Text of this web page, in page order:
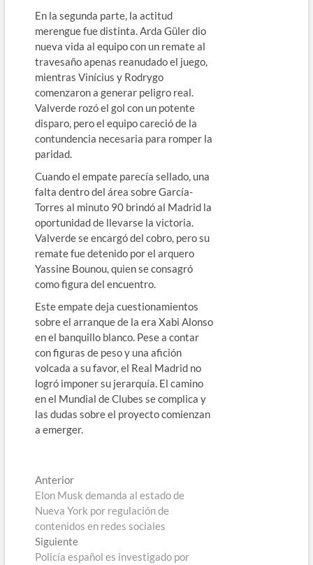
En la segunda parte, la actitud
merengue fue distinta. Arda Güler dio
nueva vida al equipo con un remate al
travesaño apenas reanudado el juego,
mientras Vinícius y Rodrygo
comenzaron a generar peligro real.
Valverde rozó el gol con un potente
disparo, pero el equipo careció de la
contundencia necesaria para romper la
paridad.
Cuando el empate parecía sellado, una
falta dentro del área sobre García-
Torres al minuto 90 brindó al Madrid la
oportunidad de llevarse la victoria.
Valverde se encargó del cobro, pero su
remate fue detenido por el arquero
Yassine Bounou, quien se consagró
como figura del encuentro.
Este empate deja cuestionamientos
sobre el arranque de la era Xabi Alonso
en el banquillo blanco. Pese a contar
con figuras de peso y una afición
volcada a su favor, el Real Madrid no
logró imponer su jerarquía. El camino
en el Mundial de Clubes se complica y
las dudas sobre el proyecto comienzan
a emerger.
Navegación
de
entradas
AnteriorEntrada
anterior:
Elon Musk demanda al estado de
Nueva York por regulación de
contenidos en redes sociales
SiguienteEntrada
siguiente:
Policía español es investigado por